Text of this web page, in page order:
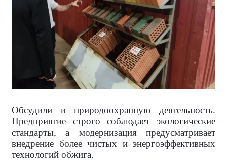
Обсудили и природоохранную деятельность.
Предприятие строго соблюдает экологические
стандарты, а модернизация предусматривает
внедрение более чистых и энергоэффективных
технологий обжига.